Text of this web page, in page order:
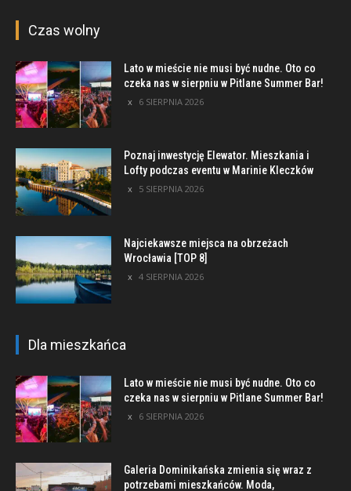
Czas wolny
Lato w mieście nie musi być nudne. Oto co
czeka nas w sierpniu w Pitlane Summer Bar!
6 SIERPNIA 2026
Poznaj inwestycję Elewator. Mieszkania i
Lofty podczas eventu w Marinie Kleczków
5 SIERPNIA 2026
Najciekawsze miejsca na obrzeżach
Wrocławia [TOP 8]
4 SIERPNIA 2026
Dla mieszkańca
Lato w mieście nie musi być nudne. Oto co
czeka nas w sierpniu w Pitlane Summer Bar!
6 SIERPNIA 2026
Galeria Dominikańska zmienia się wraz z
potrzebami mieszkańców. Moda,